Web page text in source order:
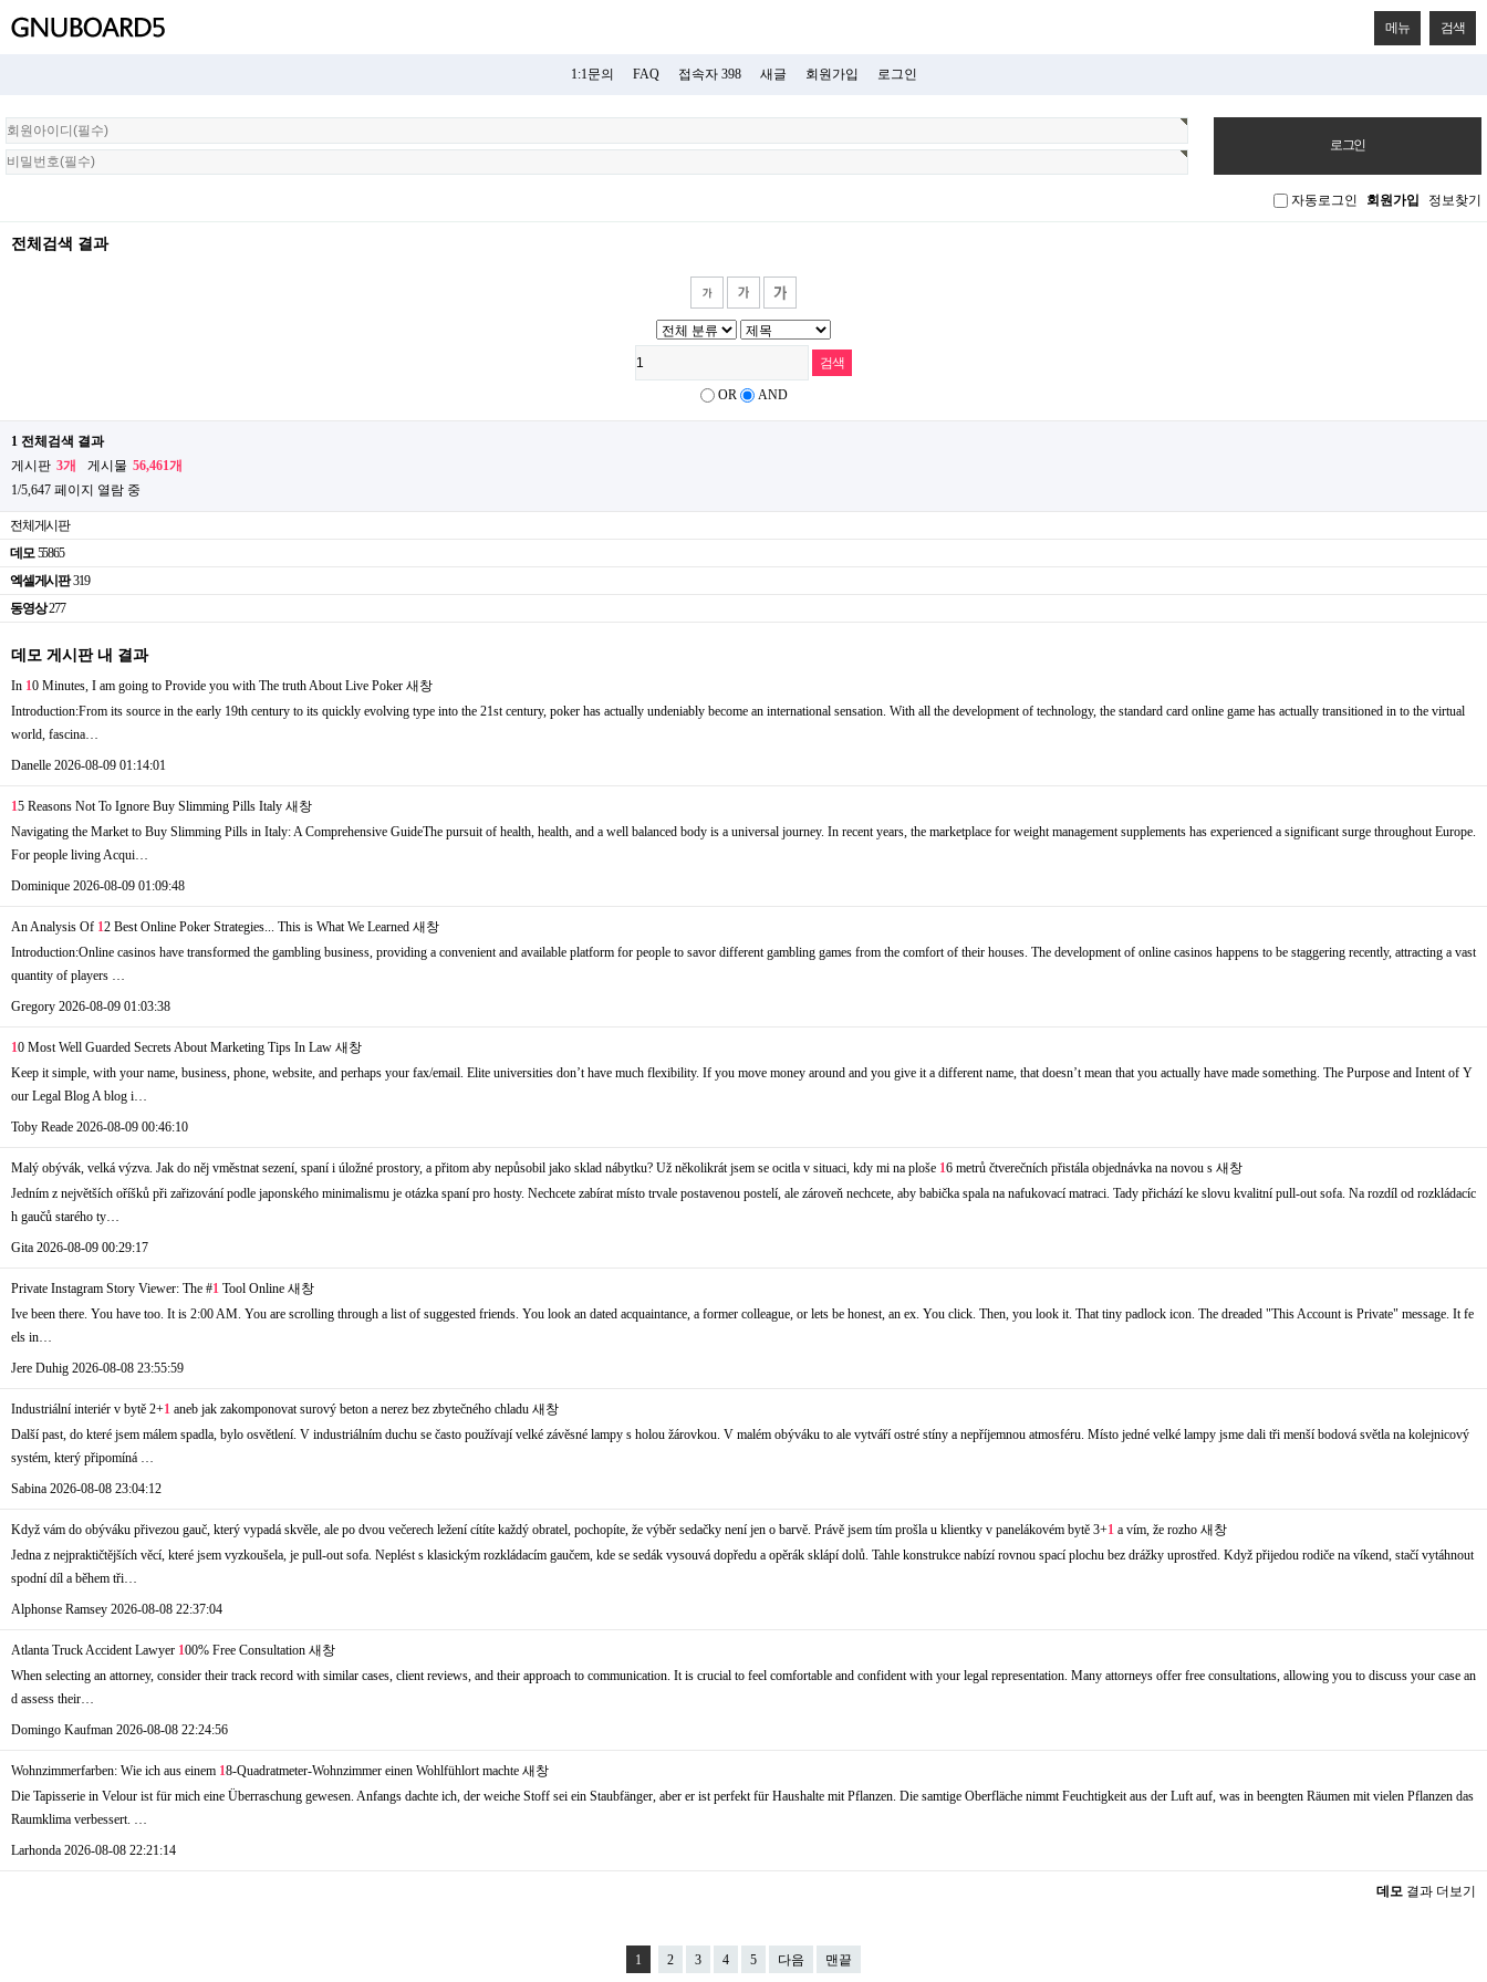
메뉴 검색
1:1문의 FAQ 접속자 398 새글 회원가입 로그인
회
원
로
자동로그인 회원가입 정보찾기
전체검색 결과
OR AND
1 전체검색 결과
게시판 3개 게시물 56,461개
1/5,647 페이지 열람 중
전체게시판
데모 55865
엑셀게시판 319
동영상 277
데모 게시판 내 결과
In 10 Minutes, I am going to Provide you with The truth About Live Poker 새창
Introduction:From its source in the early 19th century to its quickly evolving type into the 21st century, poker has actually undeniably become an international sensation. With all the development of technology, the standard card online game has actually transitioned in to the virtual
world, fascina…
Danelle 2026-08-09 01:14:01
15 Reasons Not To Ignore Buy Slimming Pills Italy 새창
Navigating the Market to Buy Slimming Pills in Italy: A Comprehensive GuideThe pursuit of health, health, and a well balanced body is a universal journey. In recent years, the marketplace for weight management supplements has experienced a significant surge throughout Europe.
For people living Acqui…
Dominique 2026-08-09 01:09:48
An Analysis Of 12 Best Online Poker Strategies... This is What We Learned 새창
Introduction:Online casinos have transformed the gambling business, providing a convenient and available platform for people to savor different gambling games from the comfort of their houses. The development of online casinos happens to be staggering recently, attracting a vast
quantity of players …
Gregory 2026-08-09 01:03:38
10 Most Well Guarded Secrets About Marketing Tips In Law 새창
Keep it simple, with your name, business, phone, website, and perhaps your fax/email. Elite universities don’t have much flexibility. If you move money around and you give it a different name, that doesn’t mean that you actually have made something. The Purpose and Intent of Y
our Legal Blog A blog i…
Toby Reade 2026-08-09 00:46:10
Malý obývák, velká výzva. Jak do něj vměstnat sezení, spaní i úložné prostory, a přitom aby nepůsobil jako sklad nábytku? Už několikrát jsem se ocitla v situaci, kdy mi na ploše 16 metrů čtverečních přistála objednávka na novou s 새창
Jedním z největších oříšků při zařizování podle japonského minimalismu je otázka spaní pro hosty. Nechcete zabírat místo trvale postavenou postelí, ale zároveň nechcete, aby babička spala na nafukovací matraci. Tady přichází ke slovu kvalitní pull-out sofa. Na rozdíl od rozkládacíc
h gaučů starého ty…
Gita 2026-08-09 00:29:17
Private Instagram Story Viewer: The #1 Tool Online 새창
Ive been there. You have too. It is 2:00 AM. You are scrolling through a list of suggested friends. You look an dated acquaintance, a former colleague, or lets be honest, an ex. You click. Then, you look it. That tiny padlock icon. The dreaded "This Account is Private" message. It fe
els in…
Jere Duhig 2026-08-08 23:55:59
Industriální interiér v bytě 2+1 aneb jak zakomponovat surový beton a nerez bez zbytečného chladu 새창
Další past, do které jsem málem spadla, bylo osvětlení. V industriálním duchu se často používají velké závěsné lampy s holou žárovkou. V malém obýváku to ale vytváří ostré stíny a nepříjemnou atmosféru. Místo jedné velké lampy jsme dali tři menší bodová světla na kolejnicový
systém, který připomíná …
Sabina 2026-08-08 23:04:12
Když vám do obýváku přivezou gauč, který vypadá skvěle, ale po dvou večerech ležení cítíte každý obratel, pochopíte, že výběr sedačky není jen o barvě. Právě jsem tím prošla u klientky v panelákovém bytě 3+1 a vím, že rozho 새창
Jedna z nejpraktičtějších věcí, které jsem vyzkoušela, je pull-out sofa. Neplést s klasickým rozkládacím gaučem, kde se sedák vysouvá dopředu a opěrák sklápí dolů. Tahle konstrukce nabízí rovnou spací plochu bez drážky uprostřed. Když přijedou rodiče na víkend, stačí vytáhnout
spodní díl a během tři…
Alphonse Ramsey 2026-08-08 22:37:04
Atlanta Truck Accident Lawyer 100% Free Consultation 새창
When selecting an attorney, consider their track record with similar cases, client reviews, and their approach to communication. It is crucial to feel comfortable and confident with your legal representation. Many attorneys offer free consultations, allowing you to discuss your case an
d assess their…
Domingo Kaufman 2026-08-08 22:24:56
Wohnzimmerfarben: Wie ich aus einem 18-Quadratmeter-Wohnzimmer einen Wohlfühlort machte 새창
Die Tapisserie in Velour ist für mich eine Überraschung gewesen. Anfangs dachte ich, der weiche Stoff sei ein Staubfänger, aber er ist perfekt für Haushalte mit Pflanzen. Die samtige Oberfläche nimmt Feuchtigkeit aus der Luft auf, was in beengten Räumen mit vielen Pflanzen das
Raumklima verbessert. …
Larhonda 2026-08-08 22:21:14
데모 결과 더보기
1 2 3 4 5 다음 맨끝